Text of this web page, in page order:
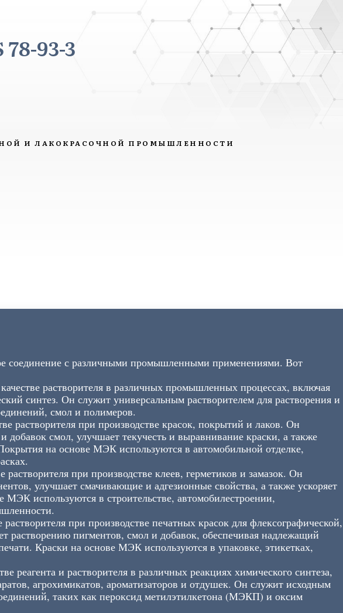
93-3
И ЛАКОКРАСОЧНОЙ ПРОМЫШЛЕННОСТИ
соединение с различными промышленными применениями. Вот
растворителя в различных промышленных процессах, включая
синтез. Он служит универсальным растворителем для растворения и
смол и полимеров.
растворителя при производстве красок, покрытий и лаков. Он
добавок смол, улучшает текучесть и выравнивание краски, а также
на основе МЭК используются в автомобильной отделке,
при производстве клеев, герметиков и замазок. Он
улучшает смачивающие и адгезионные свойства, а также ускоряет
используются в строительстве, автомобилестроении,
при производстве печатных красок для флексографической,
растворению пигментов, смол и добавок, обеспечивая надлежащий
​​Краски на основе МЭК используются в упаковке, этикетках,
реагента и растворителя в различных реакциях химического синтеза,
агрохимикатов, ароматизаторов и отдушек. Он служит исходным
таких как пероксид метилэтилкетона (МЭКП) и оксим